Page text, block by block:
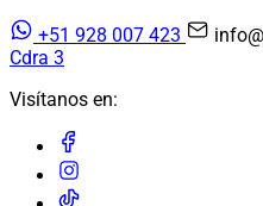
+51 928 007 423
Cdra 3
Visítanos en: